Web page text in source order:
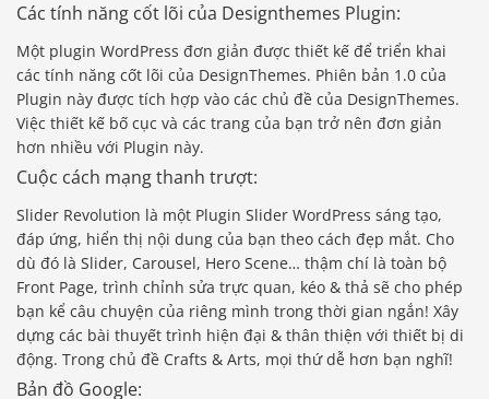
Các tính năng cốt lõi của Designthemes Plugin:
Một plugin WordPress đơn giản được thiết kế để triển khai
các tính năng cốt lõi của DesignThemes. Phiên bản 1.0 của
Plugin này được tích hợp vào các chủ đề của DesignThemes.
Việc thiết kế bố cục và các trang của bạn trở nên đơn giản
hơn nhiều với Plugin này.
Cuộc cách mạng thanh trượt:
Slider Revolution là một Plugin Slider WordPress sáng tạo,
đáp ứng, hiển thị nội dung của bạn theo cách đẹp mắt. Cho
dù đó là Slider, Carousel, Hero Scene… thậm chí là toàn bộ
Front Page, trình chỉnh sửa trực quan, kéo & thả sẽ cho phép
bạn kể câu chuyện của riêng mình trong thời gian ngắn! Xây
dựng các bài thuyết trình hiện đại & thân thiện với thiết bị di
động. Trong chủ đề Crafts & Arts, mọi thứ dễ hơn bạn nghĩ!
Bản đồ Google: